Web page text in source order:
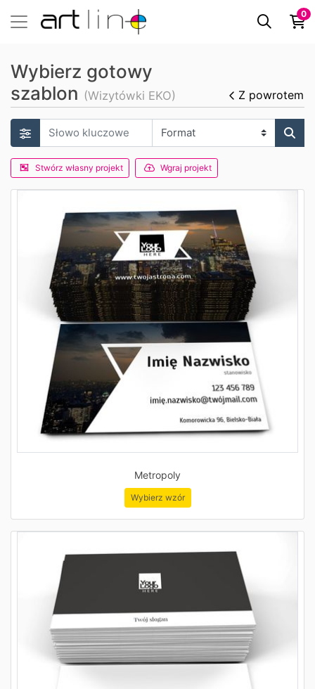
0
Wybierz gotowy
szablon (Wizytówki EKO) Z powrotem
Stwórz własny projekt Wgraj projekt
Metropoly
Wybierz wzór